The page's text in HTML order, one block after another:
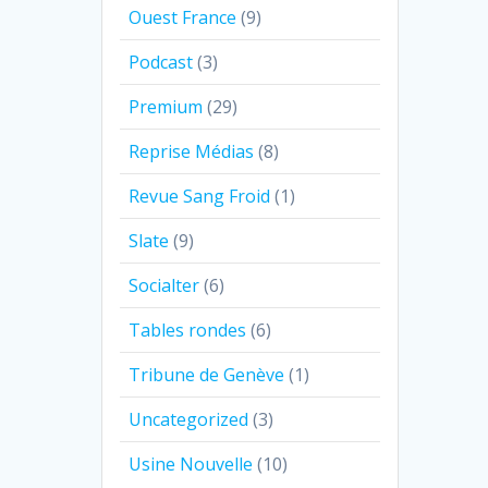
Ouest France (9)
Podcast(3)
Premium (29)
Reprise Médias (8)
Revue Sang Froid (1)
Slate (9)
Socialter(6)
Tables rondes (6)
Tribune de Genève (1)
Uncategorized (3)
Usine Nouvelle (10)